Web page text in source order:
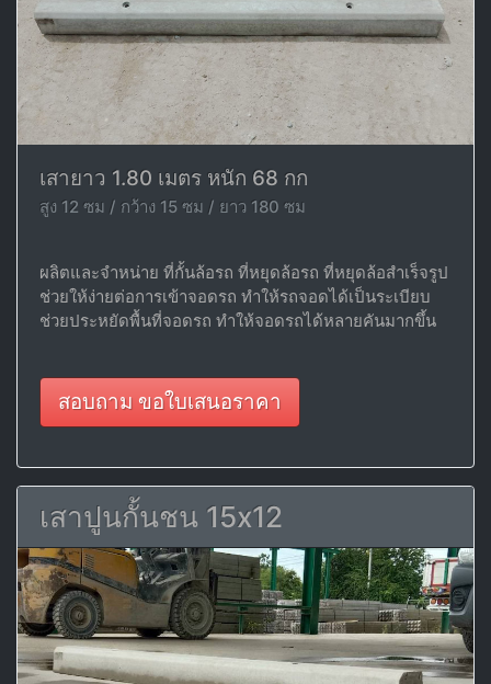
เสายาว 1.80 เมตร หนัก 68 กก
สูง 12 ซม / กว้าง 15 ซม / ยาว 180 ซม
ผลิตและจำหน่าย ที่กั้นล้อรถ ที่หยุดล้อรถ ที่หยุดล้อสำเร็จรูป
ช่วยให้ง่ายต่อการเข้าจอดรถ ทำให้รถจอดได้เป็นระเบียบ
ช่วยประหยัดพื้นที่จอดรถ ทำให้จอดรถได้หลายคันมากขึ้น
สอบถาม ขอใบเสนอราคา
เสาปูนกั้นชน 15x12